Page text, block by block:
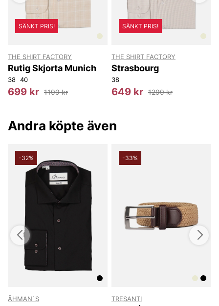
SÄNKT PRIS!
THE SHIRT FACTORY
Rutig Skjorta Munich
38 40
699 kr 1199 kr
SÄNKT PRIS!
THE SHIRT FACTORY
Strasbourg
38
649 kr 1299 kr
Andra köpte även
-32%
ÅHMAN`S
-33%
TRESANTI